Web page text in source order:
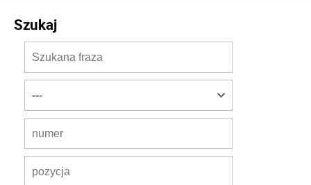
Szukaj